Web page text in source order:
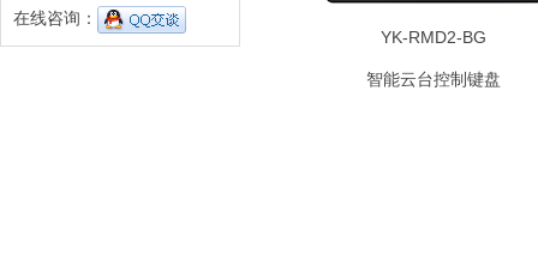
在线咨询：
YK-RMD2-BG
智能云台控制键盘